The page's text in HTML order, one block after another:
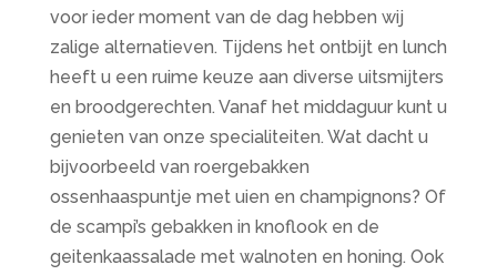
voor ieder moment van de dag hebben wij
zalige alternatieven. Tijdens het ontbijt en lunch
heeft u een ruime keuze aan diverse uitsmijters
en broodgerechten. Vanaf het middaguur kunt u
genieten van onze specialiteiten. Wat dacht u
bijvoorbeeld van roergebakken
ossenhaaspuntje met uien en champignons? Of
de scampi’s gebakken in knoflook en de
geitenkaassalade met walnoten en honing. Ook